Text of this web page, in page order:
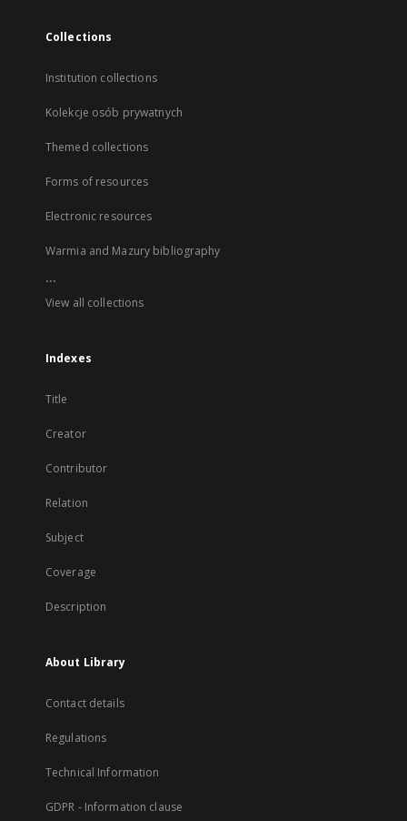
Collections
Institution collections
Kolekcje osób prywatnych
Themed collections
Forms of resources
Electronic resources
Warmia and Mazury bibliography
...
View all collections
Indexes
Title
Creator
Contributor
Relation
Subject
Coverage
Description
About Library
Contact details
Regulations
Technical Information
GDPR - Information clause